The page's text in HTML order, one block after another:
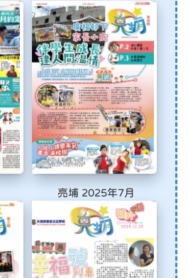
亮埔 2025年7月